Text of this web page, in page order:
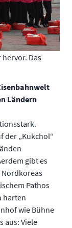
Das
Ländern
der „Kukchol“
gibt es
Nordkoreas
Pathos
harten
wie Bühne
aus: Viele